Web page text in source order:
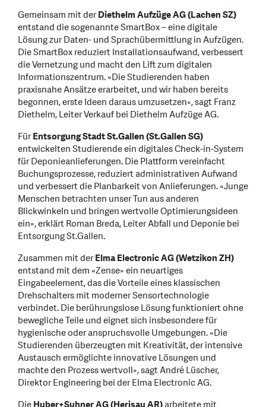
Gemeinsam mit derDiethelm Aufzüge AG (Lachen SZ)
entstand die sogenannte SmartBox – eine digitale
Lösung zur Daten- und Sprachübermittlung in Aufzügen.
Die SmartBox reduziert Installationsaufwand, verbessert
die Vernetzung und macht den Lift zum digitalen
Informationszentrum. «Die Studierenden haben
praxisnahe Ansätze erarbeitet, und wir haben bereits
begonnen, erste Ideen daraus umzusetzen», sagt Franz
Diethelm, Leiter Verkauf bei Diethelm Aufzüge AG.
FürEntsorgung Stadt St.Gallen (St.Gallen SG)
entwickelten Studierende ein digitales Check-in-System
für Deponieanlieferungen. Die Plattform vereinfacht
Buchungsprozesse, reduziert administrativen Aufwand
und verbessert die Planbarkeit von Anlieferungen. «Junge
Menschen betrachten unser Tun aus anderen
Blickwinkeln und bringen wertvolle Optimierungsideen
ein», erklärt Roman Breda, Leiter Abfall und Deponie bei
Entsorgung St.Gallen.
Zusammen mit derElma Electronic AG (Wetzikon ZH)
entstand mit dem «Zense» ein neuartiges
Eingabeelement, das die Vorteile eines klassischen
Drehschalters mit moderner Sensortechnologie
verbindet. Die berührungslose Lösung funktioniert ohne
bewegliche Teile und eignet sich insbesondere für
hygienische oder anspruchsvolle Umgebungen. «Die
Studierenden überzeugten mit Kreativität, der intensive
Austausch ermöglichte innovative Lösungen und
machte den Prozess wertvoll», sagt André Lüscher,
Direktor Engineering bei der Elma Electronic AG.